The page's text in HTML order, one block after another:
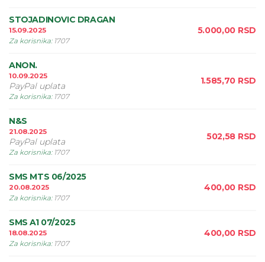
STOJADINOVIC DRAGAN
15.09.2025
Za korisnika: 1707
5.000,00 RSD
ANON.
10.09.2025
PayPal uplata
Za korisnika: 1707
1.585,70 RSD
N&S
21.08.2025
PayPal uplata
Za korisnika: 1707
502,58 RSD
SMS MTS 06/2025
20.08.2025
Za korisnika: 1707
400,00 RSD
SMS A1 07/2025
18.08.2025
Za korisnika: 1707
400,00 RSD